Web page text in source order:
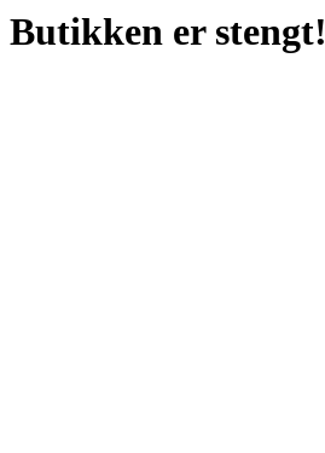
Butikken er stengt!